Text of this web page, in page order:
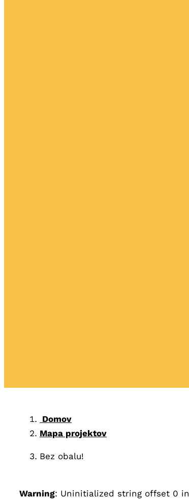
Domov
Mapa projektov
Bez obalu!
Warning: Uninitialized string offset 0 in